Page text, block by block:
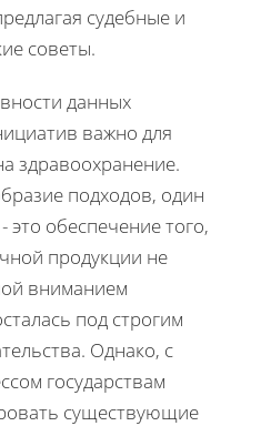
судебные и
советы.
данных
важно для
здравоохранение.
подходов, один
это обеспечение того,
продукции не
вниманием
под строгим
Однако, с
государствам
существующие